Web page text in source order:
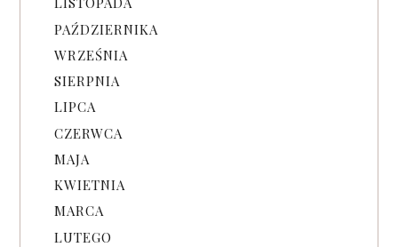
PAŹDZIERNIKA
WRZEŚNIA
SIERPNIA
LIPCA
CZERWCA
MAJA
KWIETNIA
MARCA
LUTEGO